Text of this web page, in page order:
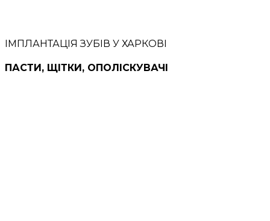
ІМПЛАНТАЦІЯ ЗУБІВ У ХАРКОВІ
ПАСТИ, ЩІТКИ, ОПОЛІСКУВАЧІ